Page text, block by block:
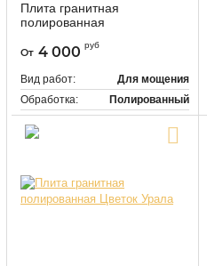
Плита гранитная
полированная
Артикул: 118470
От 4 000 руб
Вид работ:
Для мощения
Обработка:
Полированный